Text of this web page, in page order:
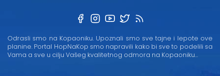
Odrasli smo na Kopaoniku. Upoznali smo sve tajne i lepote ove
planine. Portal HopNaKop smo napravili kako bi sve to podelili sa
Vama a sve u cilju Vašeg kvalitetnog odmora na Kopaoniku...